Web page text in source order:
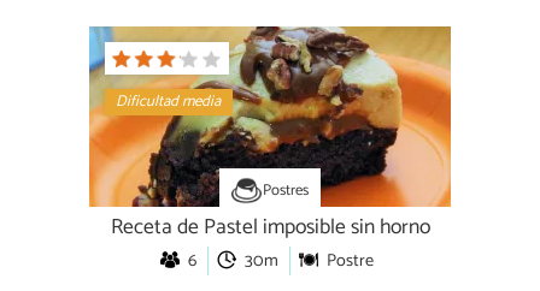
Dificultad media
Postres
Receta de Pastel imposible sin horno
6 30m Postre